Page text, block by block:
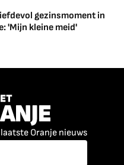
gezinsmoment in
'Mijn kleine meid'
Oranje nieuws